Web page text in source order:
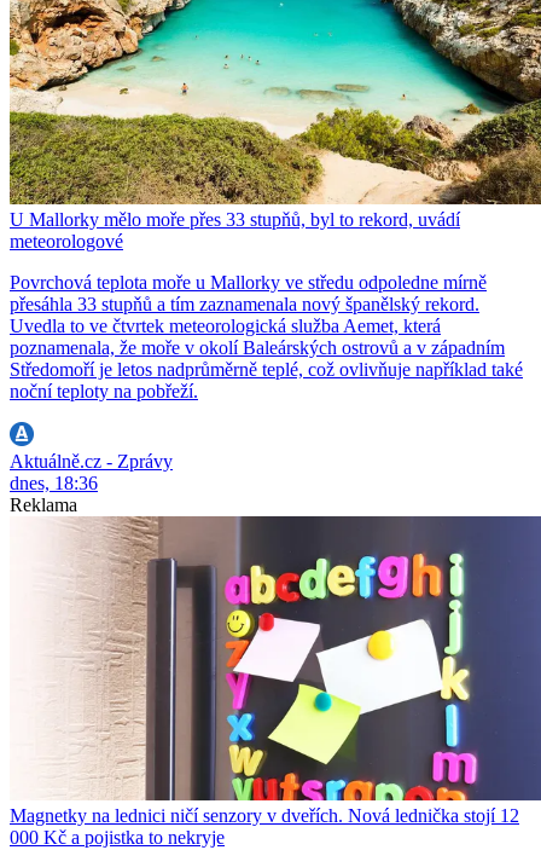
U Mallorky mělo moře přes 33 stupňů, byl to rekord, uvádí
meteorologové
Povrchová teplota moře u Mallorky ve středu odpoledne mírně
přesáhla 33 stupňů a tím zaznamenala nový španělský rekord.
Uvedla to ve čtvrtek meteorologická služba Aemet, která
poznamenala, že moře v okolí Baleárských ostrovů a v západním
Středomoří je letos nadprůměrně teplé, což ovlivňuje například také
noční teploty na pobřeží.
Aktuálně.cz - Zprávy
dnes, 18:36
Reklama
Magnetky na lednici ničí senzory v dveřích. Nová lednička stojí 12
000 Kč a pojistka to nekryje